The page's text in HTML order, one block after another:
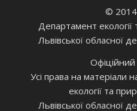
©
Департамент екології
Львівської обласної
Усі права на матеріали
екології та
Львівської обласної